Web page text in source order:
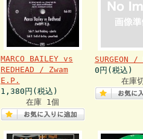
MARCO BAILEY vs
REDHEAD / Zwam
E.P.
1,380円(税込)
在庫 1個
SURGEON
0円(税込)
在庫